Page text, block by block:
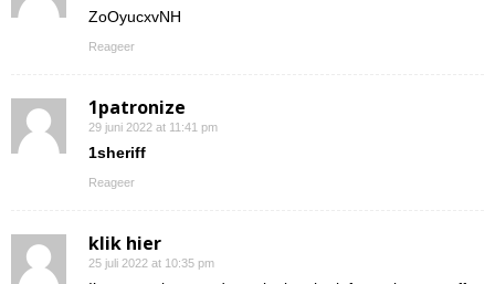
ZoOyucxvNH
Reageer
1patronize
29 juni 2022 at 11:41 pm
1sheriff
Reageer
klik hier
25 juli 2022 at 10:35 pm